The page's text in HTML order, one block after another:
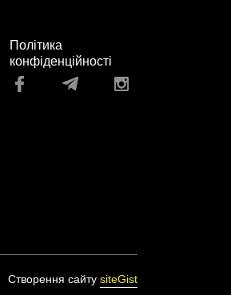
Політика
конфіденційності
Створення сайту siteGist